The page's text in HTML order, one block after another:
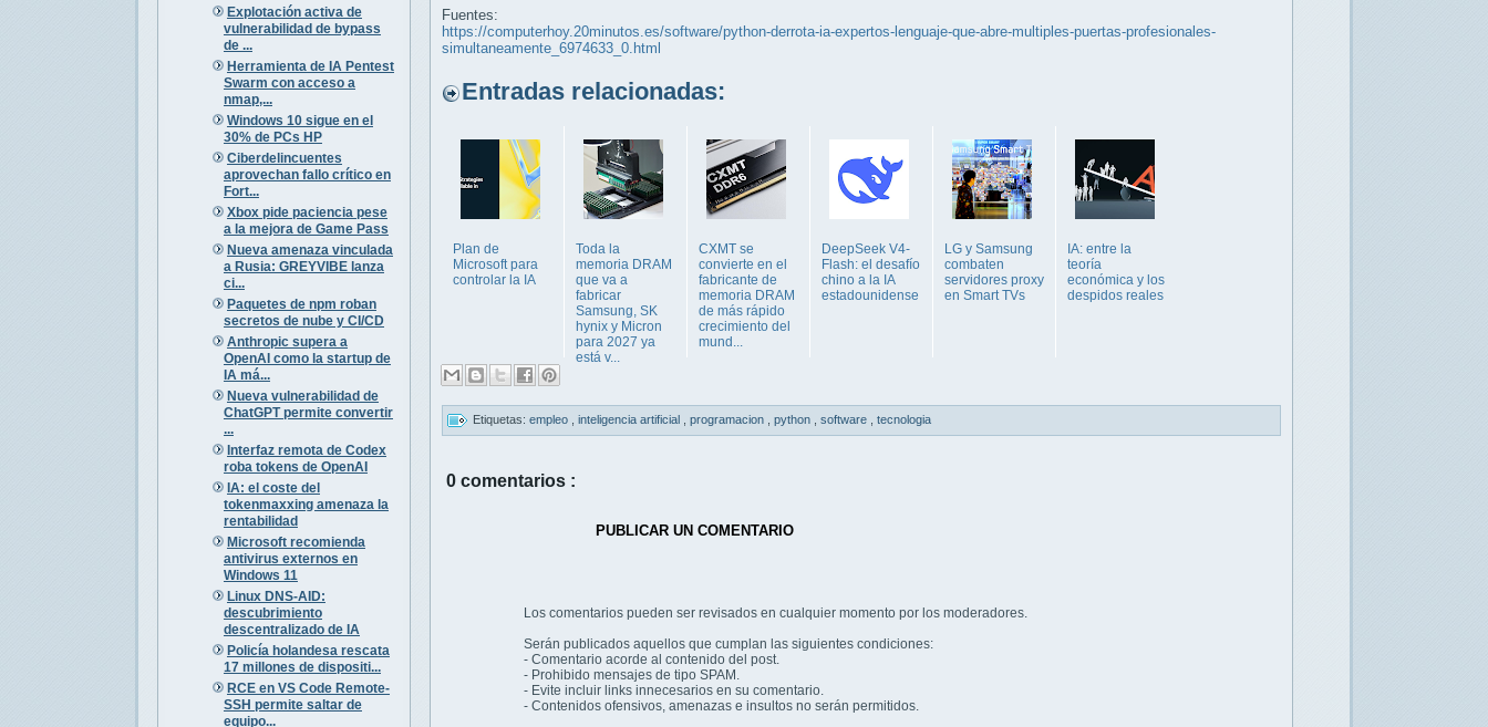
Explotación activa de
vulnerabilidad de bypass
de ...
Herramienta de IA Pentest
Swarm con acceso a
nmap,...
Windows 10 sigue en el
30% de PCs HP
Ciberdelincuentes
aprovechan fallo crítico en
Fort...
Xbox pide paciencia pese
a la mejora de Game Pass
Nueva amenaza vinculada
a Rusia: GREYVIBE lanza
ci...
Paquetes de npm roban
secretos de nube y CI/CD
Anthropic supera a
OpenAI como la startup de
IA má...
Nueva vulnerabilidad de
ChatGPT permite convertir
...
Interfaz remota de Codex
roba tokens de OpenAI
IA: el coste del
tokenmaxxing amenaza la
rentabilidad
Microsoft recomienda
antivirus externos en
Windows 11
Linux DNS-AID:
descubrimiento
descentralizado de IA
Policía holandesa rescata
17 millones de dispositi...
RCE en VS Code Remote-
SSH permite saltar de
equipo...
Fuentes:
https://computerhoy.20minutos.es/software/python-derrota-ia-expertos-lenguaje-que-abre-multiples-puertas-profesionales-
simultaneamente_6974633_0.html
Entradas relacionadas:
Plan de
Microsoft para
controlar la IA
Toda la
memoria DRAM
que va a
fabricar
Samsung, SK
hynix y Micron
para 2027 ya
está v...
CXMT se
convierte en el
fabricante de
memoria DRAM
de más rápido
crecimiento del
mund...
DeepSeek V4-
Flash: el desafío
chino a la IA
estadounidense
LG y Samsung
combaten
servidores proxy
en Smart TVs
IA: entre la
teoría
económica y los
despidos reales
Etiquetas: empleo inteligencia artificial programacion python software tecnologia
0 comentarios :
PUBLICAR UN COMENTARIO
Los comentarios pueden ser revisados en cualquier momento por los moderadores.
Serán publicados aquellos que cumplan las siguientes condiciones:
- Comentario acorde al contenido del post.
- Prohibido mensajes de tipo SPAM.
- Evite incluir links innecesarios en su comentario.
- Contenidos ofensivos, amenazas e insultos no serán permitidos.